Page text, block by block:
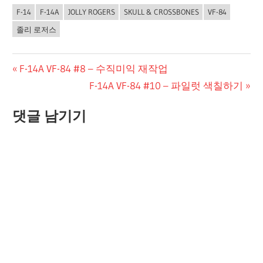
F-14 F-14A JOLLY ROGERS SKULL & CROSSBONES
VF-84
졸리 로저스
글
색
Previous
F-14A VF-84 #8 – 수직미익 재작업
Next
F-14A VF-84 #10 – 파일럿 색칠하기
댓글 남기기